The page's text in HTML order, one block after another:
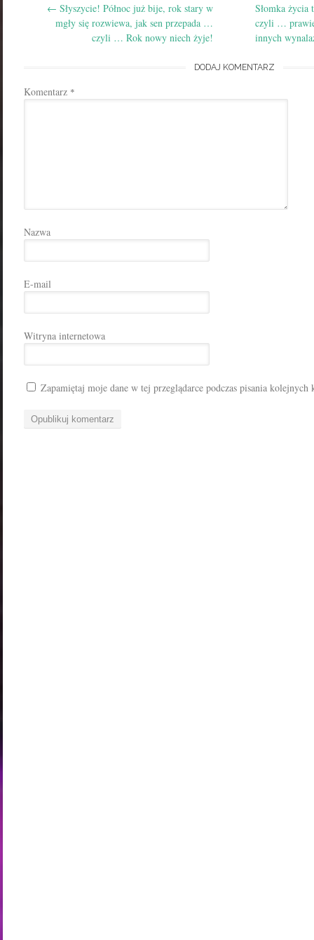
navigation
← Słyszycie! Północ już bije, rok stary w
mgły się rozwiewa, jak sen przepada …
czyli … Rok nowy niech żyje!
Słomka życia
czyli …
innych
DODAJ KOMENTARZ
Komentarz *
Nazwa
E-mail
Witryna internetowa
Zapamiętaj moje dane w tej przeglądarce podczas pisania kolejnych